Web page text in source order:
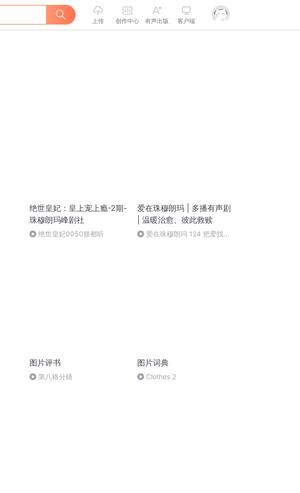
上传 创作中心 有声出版 客户端
绝世皇妃：皇上宠上瘾-2期-
珠穆朗玛峰剧社
绝世皇妃0050朕都听
爱在珠穆朗玛 | 多播有声剧
| 温暖治愈、彼此救赎
爱在珠穆朗玛 124 把爱找回
图片评书
第八格分镜
图片词典
Clothes 2